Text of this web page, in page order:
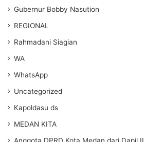
Gubernur Bobby Nasution
REGIONAL
Rahmadani Siagian
WA
WhatsApp
Uncategorized
Kapoldasu ds
MEDAN KITA
Anggota DPRD Kota Medan dari Dapil II